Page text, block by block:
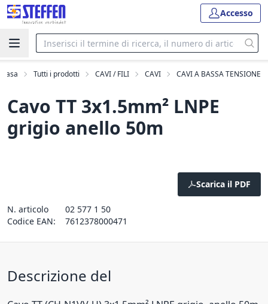
Accesso
Casa Tutti i prodotti CAVI / FILI CAVI CAVI A BASSA TENSIONE
Cavo TT 3x1.5mm² LNPE
grigio anello 50m
Scarica il PDF
N. articolo
02 577 1 50
Codice EAN:
7612378000471
Descrizione del